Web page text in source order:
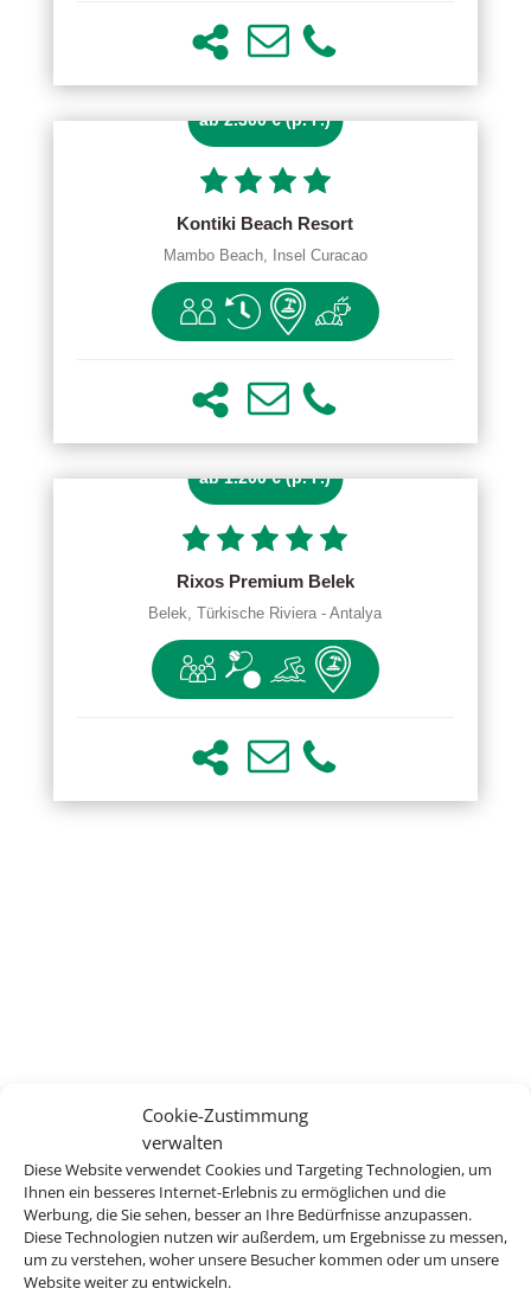
Cookie-Zustimmung
verwalten
Diese Website verwendet Cookies und Targeting Technologien, um
Ihnen ein besseres Internet-Erlebnis zu ermöglichen und die
Werbung, die Sie sehen, besser an Ihre Bedürfnisse anzupassen.
Diese Technologien nutzen wir außerdem, um Ergebnisse zu messen,
um zu verstehen, woher unsere Besucher kommen oder um unsere
Website weiter zu entwickeln.
ab 2.300 € (p. P.)
Kontiki Beach Resort
Mambo Beach, Insel Curacao
ab 1.200 € (p. P.)
Rixos Premium Belek
Belek, Türkische Riviera - Antalya